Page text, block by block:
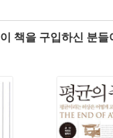
이 책을 구입하신 분